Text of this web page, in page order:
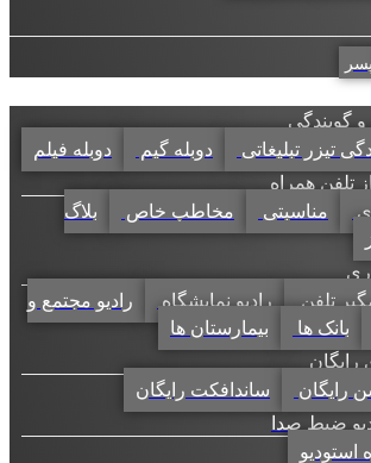
تبلیغاتی
دوبله گیم
دوبله فیلم
همراه
مناسبتی مخاطب خاص
بلاگ
تلفن
رادیو نمایشگاه
رادیو مجتمع و
ها
بیمارستان ها
ساندافکت رایگان
صدا